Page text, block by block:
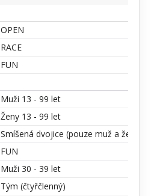
OPEN
RACE
FUN
Muži 13 - 99 let
Ženy 13 - 99 let
Smíšená dvojice (pouze muž a žena)
FUN
Muži 30 - 39 let
Tým (čtyřčlenný)